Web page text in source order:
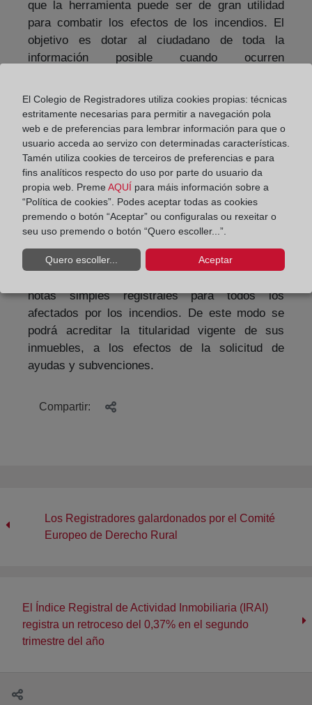
que la herramienta puede ser de gran utilidad
para combatir los efectos de los incendios. El
objetivo es dotar al ciudadano de toda la
información posible cuando ocurren
supone establecerse en los alrededores de la
emergencia, han incidido, el afectado podrá
recurrir a la aplicación para verificar el alcance
geográfico que ha tenido la catástrofe y
comprobar si realmente ha perjudicado su
propiedad o se encuentra en el área del
perímetro afectado.
información registral de las fincas afectadas, con
notas simples registrales para todos los
afectados por los incendios. De este modo se
podrá acreditar la titularidad vigente de sus
inmuebles, a los efectos de la solicitud de
ayudas y subvenciones.
Compartir:
Los Registradores galardonados por el Comité
Europeo de Derecho Rural
El Índice Registral de Actividad Inmobiliaria (IRAI)
registra un retroceso del 0,37% en el segundo
trimestre del año
El Colegio de Registradores utiliza cookies propias: técnicas
estritamente necesarias para permitir a navegación pola
web e de preferencias para lembrar información para que o
usuario acceda ao servizo con determinadas características.
Tamén utiliza cookies de terceiros de preferencias e para
fins analíticos respecto do uso por parte do usuario da
propia web. Preme AQUÍ para máis información sobre a
“Política de cookies”. Podes aceptar todas as cookies
premendo o botón “Aceptar” ou configuralas ou rexeitar o
seu uso premendo o botón “Quero escoller...”.
Quero escoller... Aceptar